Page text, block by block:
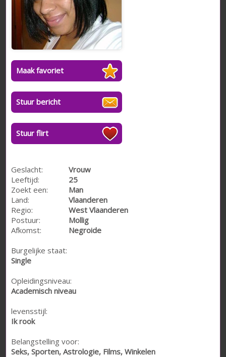
Maak favoriet
Stuur bericht
Stuur flirt
Geslacht:
Vrouw
Leeftijd:
25
Zoekt een:
Man
Land:
Vlaanderen
Regio:
West Vlaanderen
Postuur:
Mollig
Afkomst:
Negroide
Burgelijke staat:
Single
Opleidingsniveau:
Academisch niveau
levensstijl:
Ik rook
Belangstelling voor:
Seks, Sporten, Astrologie, Films, Winkelen